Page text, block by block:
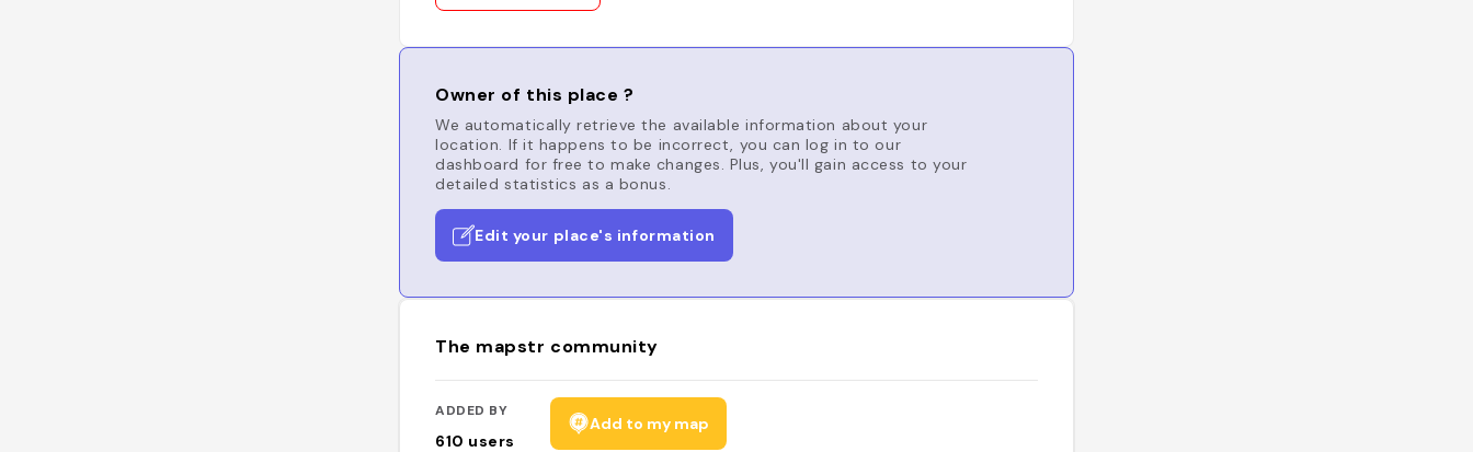
Owner of this place ?
We automatically retrieve the available information about your
location. If it happens to be incorrect, you can log in to our
dashboard for free to make changes. Plus, you'll gain access to your
detailed statistics as a bonus.
Edit your place's information
The mapstr community
ADDED BY
610 users
Add to my map